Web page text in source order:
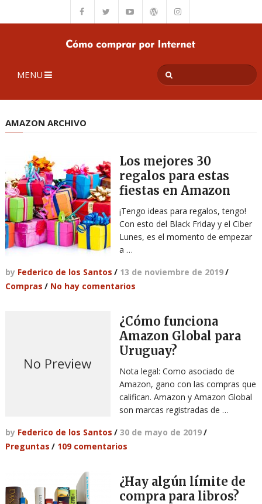
MENU
AMAZON ARCHIVO
Los mejores 30
regalos para estas
fiestas en Amazon
¡Tengo ideas para regalos, tengo!
Con esto del Black Friday y el Ciber
Lunes, es el momento de empezar
a …
by Federico de los Santos / 13 de noviembre de 2019/
Compras / No hay comentarios
¿Cómo funciona
Amazon Global para
Uruguay?
Nota legal: Como asociado de
Amazon, gano con las compras que
califican. Amazon y Amazon Global
son marcas registradas de …
by Federico de los Santos / 30 de mayo de 2019/
Preguntas / 109 comentarios
¿Hay algún límite de
compra para libros?